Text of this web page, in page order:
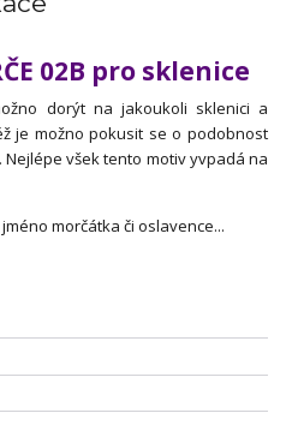
02B pro sklenice
dorýt na jakoukoli sklenici a
je možno pokusit se o podobnost
všek tento motiv yvpadá na
morčátka či oslavence...